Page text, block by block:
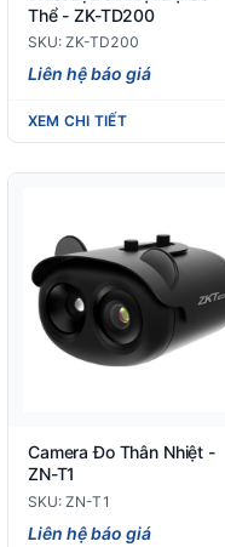
Thể - ZK-TD200
SKU: ZK-TD200
Liên hệ báo giá
XEM CHI TIẾT
Camera Đo Thân Nhiệt -
ZN-T1
SKU: ZN-T1
Liên hệ báo giá